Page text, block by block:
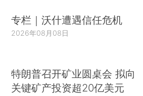
专栏｜沃什遭遇信任危机
2026年08月08日
特朗普召开矿业圆桌会 拟向
关键矿产投资超20亿美元